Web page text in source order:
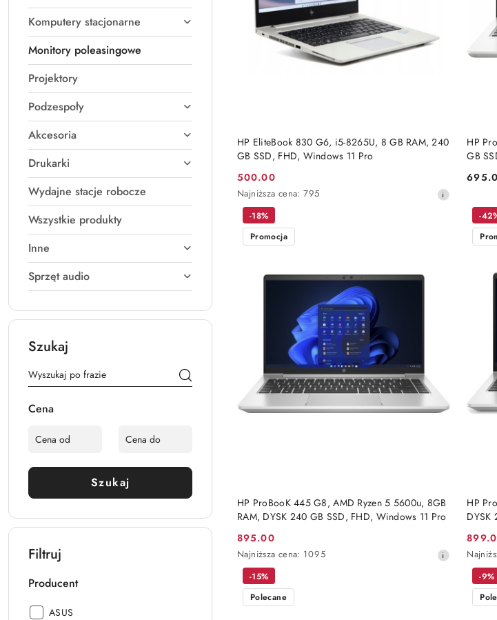
Komputery stacjonarne
Monitory poleasingowe
Projektory
Podzespoły
Akcesoria
Drukarki
Wydajne stacje robocze
Wszystkie produkty
Inne
Sprzęt audio
Szukaj
Cena
Szukaj
Filtruj
Producent
Producent:
ASUS
HP EliteBook 830 G6, i5-8265U, 8 GB RAM, 240
GB SSD, FHD, Windows 11 Pro
Cena
promocyjna:
500.00
Najniższa
cena
30
dni
Najniższa cena: 795
DO KOSZYKA
HP
GB
Cena:
HP ProBooK 445 G8, AMD Ryzen 5 5600u, 8GB
RAM, DYSK 240 GB SSD, FHD, Windows 11 Pro
Cena
promocyjna:
895.00
Najniższa
cena
30
dni
Najniższa cena: 1095
-18%
Promocja
DO KOSZYKA
HP
DYSK
Cena
cena
30
dni
-
-15%
Polecane
-9%